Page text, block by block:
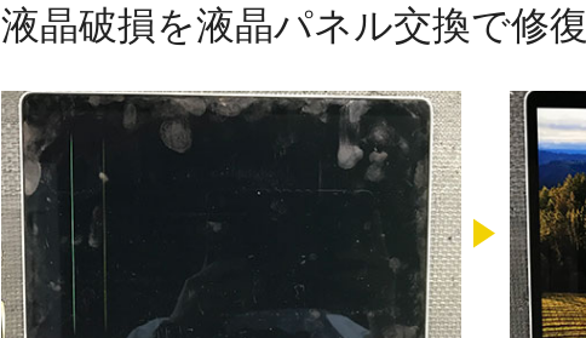
液晶破損を液晶パネル交換で修復